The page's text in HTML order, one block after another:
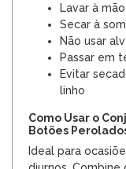
Lavar à
Secar à
Não usar
Passar em
Evitar
linho
Como Usar o
Botões
Ideal para